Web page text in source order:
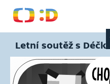
Letní soutěž s